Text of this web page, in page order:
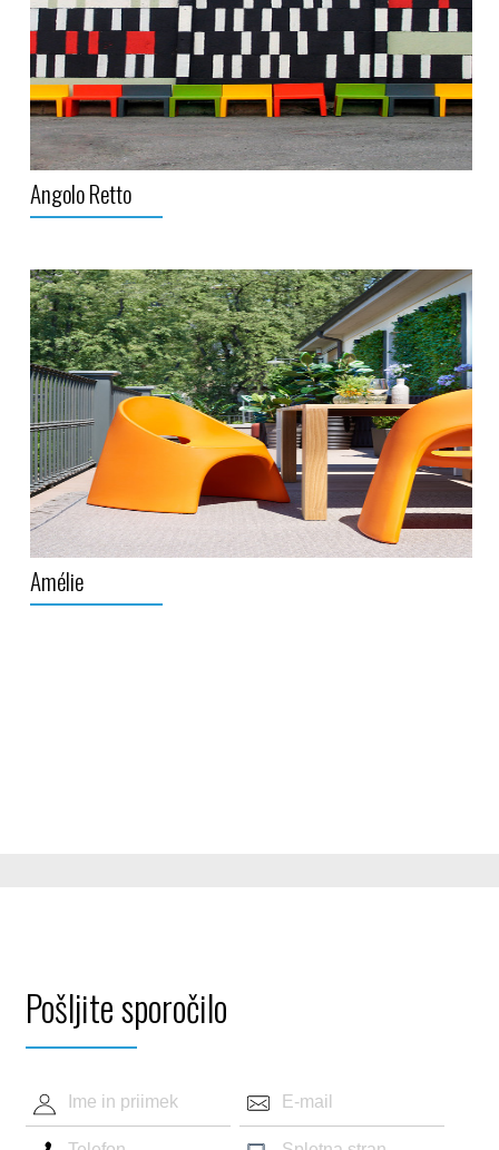
Angolo Retto
Amélie
Pošljite sporočilo